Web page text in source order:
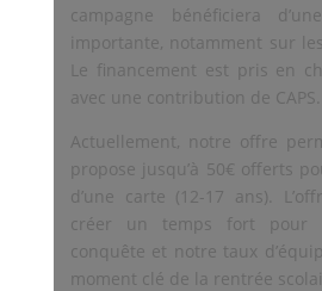
campagne bénéficiera
importante, notamment sur
Le financement est pris en
avec une contribution de CAPS.
Actuellement, notre offre
propose jusqu’à 50€ offerts
d’une carte (12-17 ans).
créer un temps fort pour
conquête et notre taux
moment clé de la rentrée